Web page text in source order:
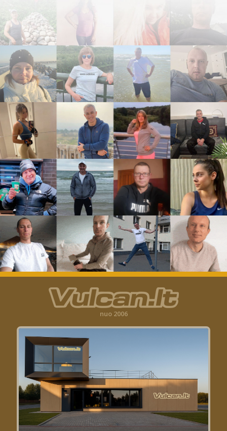
nuo 2006